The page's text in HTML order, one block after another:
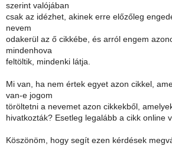
szerint valójában
csak az idézhet, akinek erre előzőleg
nevem
odakerül az ő cikkébe, és arról engem
mindenhova
feltöltik, mindenki látja.
Mi van, ha nem értek egyet azon cikkel,
van-e jogom
töröltetni a nevemet azon cikkekből,
hivatkozták? Esetleg legalább a cikk online
Köszönöm, hogy segít ezen kérdések